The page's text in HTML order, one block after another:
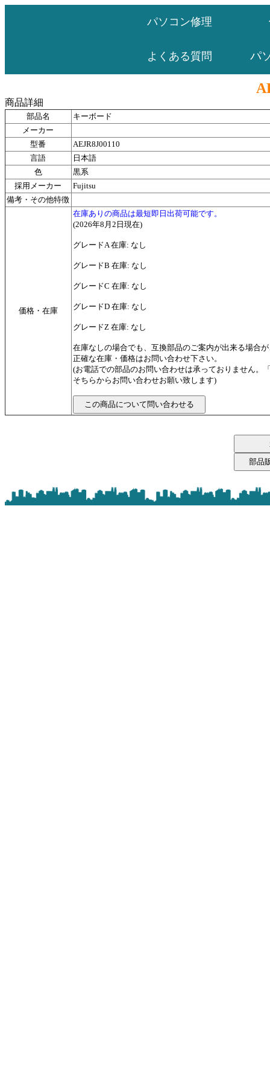
パソコン修理
よくある質問 パ
商品詳細
部品名
キーボード
メーカー
型番
AEJR8J00110
言語
日本語
色
黒系
採用メーカー
Fujitsu
備考・その他特徴
価格・在庫
在庫ありの商品は最短即日出荷可能です。
(2026年8月2日現在)
グレードA 在庫: なし
グレードB 在庫: なし
グレードC 在庫: なし
グレードD 在庫: なし
グレードZ 在庫: なし
在庫なしの場合でも、互換部品のご案内が出来る場合
正確な在庫・価格はお問い合わせ下さい。
(お電話での部品のお問い合わせは承っておりません。
そちらからお問い合わせお願い致します)